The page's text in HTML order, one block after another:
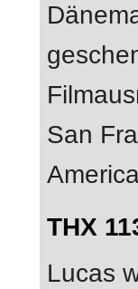
San
THX
Lucas